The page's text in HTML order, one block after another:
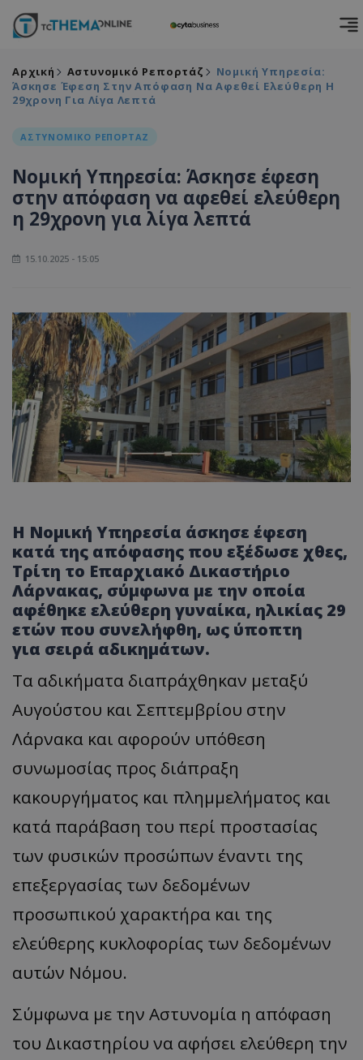
Αρχική Αστυνομικό Ρεπορτάζ
Νομική Υπηρεσία:
Άσκησε Έφεση Στην Απόφαση Να Αφεθεί Ελεύθερη Η
29χρονη Για Λίγα Λεπτά
ΑΣΤΥΝΟΜΙΚΟ ΡΕΠΟΡΤΑΖ
Νομική Υπηρεσία: Άσκησε έφεση
στην απόφαση να αφεθεί ελεύθερη
η 29χρονη για λίγα λεπτά
15.10.2025 - 15:05
Η Νομική Υπηρεσία άσκησε έφεση
κατά της απόφασης που εξέδωσε χθες,
Τρίτη το Επαρχιακό Δικαστήριο
Λάρνακας, σύμφωνα με την οποία
αφέθηκε ελεύθερη γυναίκα, ηλικίας 29
ετών που συνελήφθη, ως ύποπτη
για σειρά αδικημάτων.
Τα αδικήματα διαπράχθηκαν μεταξύ
Αυγούστου και Σεπτεμβρίου στην
Λάρνακα και αφορούν υπόθεση
συνωμοσίας προς διάπραξη
κακουργήματος και πλημμελήματος και
κατά παράβαση του περί προστασίας
των φυσικών προσώπων έναντι της
επεξεργασίας των δεδομένων
προσωπικού χαρακτήρα και της
ελεύθερης κυκλοφορίας των δεδομένων
αυτών Νόμου.
Σύμφωνα με την Αστυνομία η απόφαση
του Δικαστηρίου να αφήσει ελεύθερη την